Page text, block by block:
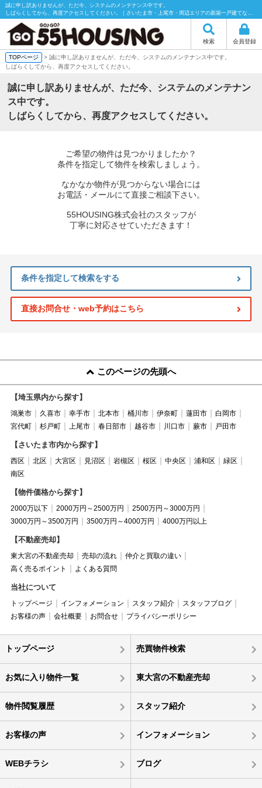
誠に申し訳ありませんが、ただ今、システムのメンテナンス中です。
しばらくしてから、再度アクセスしてください。｜さいたま市・上尾市・周辺エリアの新築一戸建てなら55HOUSING（55ハウジング）にお任せください！
検索 会員登録
TOPページ
> 誠に申し訳ありませんが、ただ今、システムのメンテナンス中です。
しばらくしてから、再度アクセスしてください。
誠に申し訳ありませんが、ただ今、システムのメンテナン
ス中です。
しばらくしてから、再度アクセスしてください。
ご希望の物件は見つかりましたか？
条件を指定して物件を検索しましょう。
なかなか物件が見つからない場合には
お電話・メールにて直接ご相談下さい。
55HOUSING株式会社のスタッフが
丁寧に対応させていただきます！
条件を指定して検索をする
直接お問合せ・web予約はこちら
このページの先頭へ
【埼玉県内から探す】
鴻巣市 久喜市 幸手市 北本市 桶川市 伊奈町 蓮田市
白岡市
宮代町
杉戸町 上尾市 春日部市 越谷市 川口市 蕨市 戸田市
【さいたま市内から探す】
西区 北区 大宮区 見沼区 岩槻区 桜区 中央区 浦和区
緑区
南区
【物件価格から探す】
2000万以下 2000万円～2500万円
2500万円～3000万円
3000万円～3500万円
3500万円～4000万円 4000万円以上
【不動産売却】
東大宮の不動産売却 売却の流れ
仲介と買取の違い
高く売るポイント
よくある質問
当社について
トップページ インフォメーション スタッフ紹介
スタッフブログ
お客様の声
会社概要 お問合せ プライバシーポリシー
トップページ 売買物件検索
お気に入り物件一覧 東大宮の不動産売却
物件閲覧履歴 スタッフ紹介
お客様の声 インフォメーション
WEBチラシ ブログ